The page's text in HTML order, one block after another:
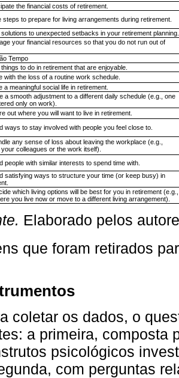
the financial costs of retirement.
steps to prepare for living arrangements during retirement.
to unexpected setbacks in your retirement planning.
your financial resources so that you do not run out of
Tempo
to do in retirement that are enjoyable.
with the loss of a routine work schedule.
a meaningful social life in retirement.
a smooth adjustment to a different daily schedule (e.g., one
only on work).
out where you will want to live in retirement.
ways to stay involved with people you feel close to.
any sense of loss about leaving the workplace (e.g.,
colleagues or the work itself).
people with similar interests to spend time with.
satisfying ways to structure your time (or keep busy) in
which living options will be best for you in retirement (e.g.,
you live now or move to a different living arrangement).
Elaborado pelos
que foram retirados
coletar os dados, o
a primeira, composta
psicológicos
com perguntas